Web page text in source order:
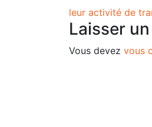
leur activité de
Laisser
Vous devez vous